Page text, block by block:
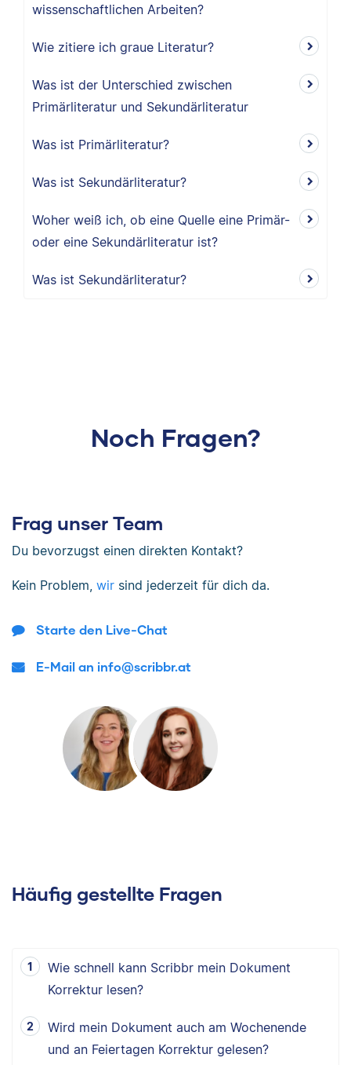
wissenschaftlichen Arbeiten?
Wie zitiere ich graue Literatur?
Was ist der Unterschied zwischen
Primärliteratur und Sekundärliteratur
Was ist Primärliteratur?
Was ist Sekundärliteratur?
Woher weiß ich, ob eine Quelle eine Primär-
oder eine Sekundärliteratur ist?
Was ist Sekundärliteratur?
Noch Fragen?
Frag unser Team
Du bevorzugst einen direkten Kontakt?
Kein Problem, wir sind jederzeit für dich da.
Starte den Live-Chat
E-Mail an info@scribbr.at
Häufig gestellte Fragen
Wie schnell kann Scribbr mein Dokument
Korrektur lesen?
Wird mein Dokument auch am Wochenende
und an Feiertagen Korrektur gelesen?